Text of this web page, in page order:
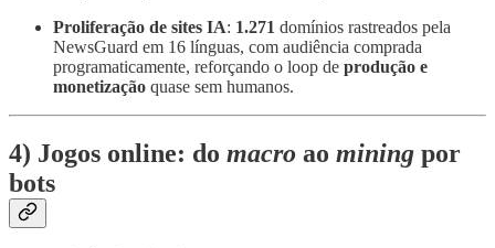
Proliferação de sites IA: 1.271 domínios rastreados pela
NewsGuard em 16 línguas, com audiência comprada
programaticamente, reforçando o loop de produção e
monetização quase sem humanos.
4) Jogos online: do macro ao mining por
bots